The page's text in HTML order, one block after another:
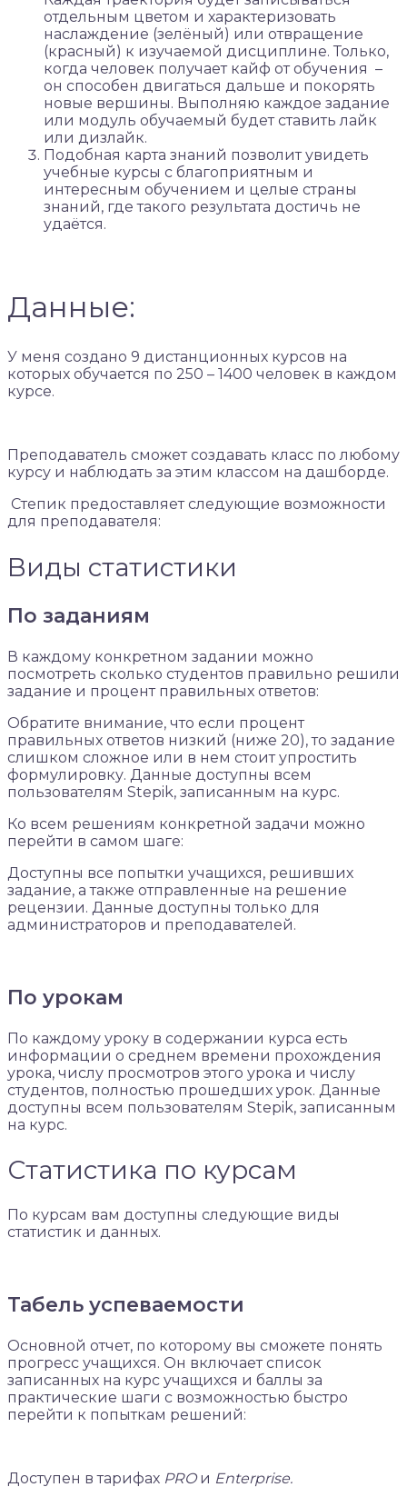
отдельным цветом и характеризовать
наслаждение (зелёный) или отвращение
(красный) к изучаемой дисциплине. Только,
когда человек получает кайф от обучения –
он способен двигаться дальше и покорять
новые вершины. Выполняю каждое задание
или модуль обучаемый будет ставить лайк
или дизлайк.
Подобная карта знаний позволит увидеть
учебные курсы с благоприятным и
интересным обучением и целые страны
знаний, где такого результата достичь не
удаётся.
Данные:
У меня создано 9 дистанционных курсов на
которых обучается по 250 – 1400 человек в каждом
курсе.
Преподаватель сможет создавать класс по любому
курсу и наблюдать за этим классом на дашборде.
Степик предоставляет следующие возможности
для преподавателя:
Виды статистики
По заданиям
В каждому конкретном задании можно
посмотреть сколько студентов правильно решили
задание и процент правильных ответов:
Обратите внимание, что если процент
правильных ответов низкий (ниже 20), то задание
слишком сложное или в нем стоит упростить
формулировку. Данные доступны всем
пользователям Stepik, записанным на курс.
Ко всем решениям конкретной задачи можно
перейти в самом шаге:
Доступны все попытки учащихся, решивших
задание, а также отправленные на решение
рецензии. Данные доступны только для
администраторов и преподавателей.
По урокам
По каждому уроку в содержании курса есть
информации о среднем времени прохождения
урока, числу просмотров этого урока и числу
студентов, полностью прошедших урок. Данные
доступны всем пользователям Stepik, записанным
на курс.
Статистика по курсам
По курсам вам доступны следующие виды
статистик и данных.
Табель успеваемости
Основной отчет, по которому вы сможете понять
прогресс учащихся. Он включает список
записанных на курс учащихся и баллы за
практические шаги с возможностью быстро
перейти к попыткам решений:
Доступен в тарифах PROи Enterprise.